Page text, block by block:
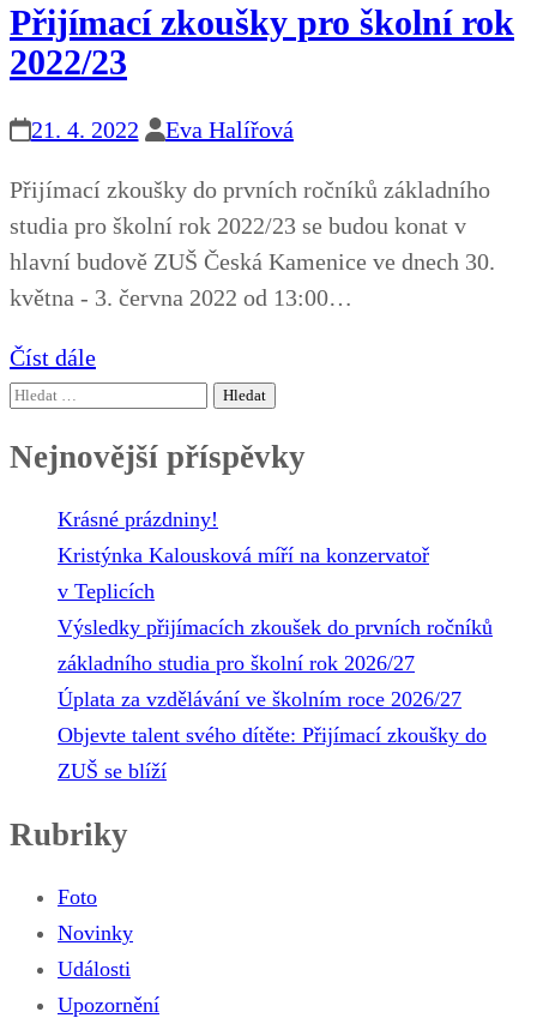
Přijímací zkoušky pro školní rok
2022/23
21. 4. 2022 Eva Halířová
Přijímací zkoušky do prvních ročníků základního
studia pro školní rok 2022/23 se budou konat v
hlavní budově ZUŠ Česká Kamenice ve dnech 30.
května - 3. června 2022 od 13:00…
Číst dále
Vyhledávání
Nejnovější příspěvky
Krásné prázdniny!
Kristýnka Kalousková míří na konzervatoř
v Teplicích
Výsledky přijímacích zkoušek do prvních ročníků
základního studia pro školní rok 2026/27
Úplata za vzdělávání ve školním roce 2026/27
Objevte talent svého dítěte: Přijímací zkoušky do
ZUŠ se blíží
Rubriky
Foto
Novinky
Události
Upozornění